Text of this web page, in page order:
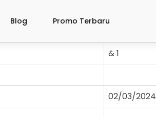
Blog Promo Terbaru
& 1
02/03/2024